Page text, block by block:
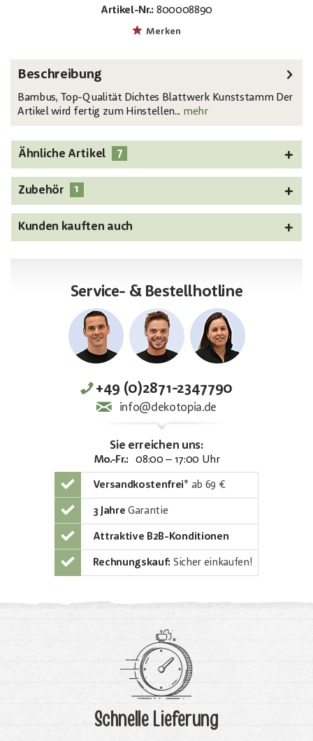
Artikel-Nr.: 800008890
Merken
Beschreibung
Bambus, Top-Qualität Dichtes Blattwerk Kunststamm Der
Artikel wird fertig zum Hinstellen... mehr
Ähnliche Artikel 7
Zubehör 1
Kunden kauften auch
Service- & Bestellhotline
+49 (0)2871-2347790
info@dekotopia.de
Sie erreichen uns:
Mo.-Fr.: 08:00 – 17:00 Uhr
Versandkostenfrei* ab 69 €
3 Jahre Garantie
Attraktive B2B-Konditionen
Rechnungskauf: Sicher einkaufen!
Schnelle Lieferung